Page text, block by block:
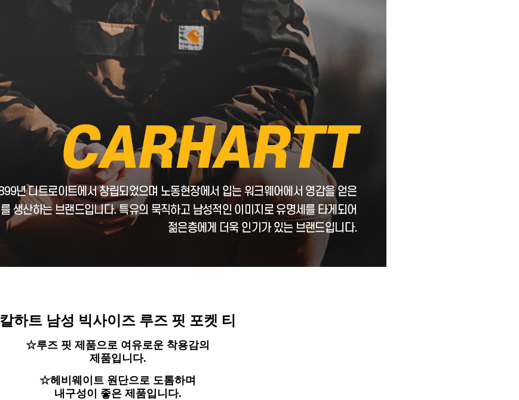
칼하트 남성 빅사이즈 루즈 핏 포켓 티
☆루즈 핏 제품으로 여유로운 착용감의
제품입니다.
☆헤비웨이트 원단으로 도톰하며
내구성이 좋은 제품입니다.